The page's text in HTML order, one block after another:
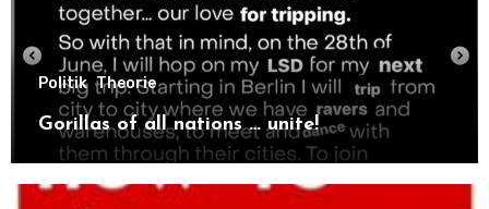
Politik Theorie
Gorillas of all nations … unite!